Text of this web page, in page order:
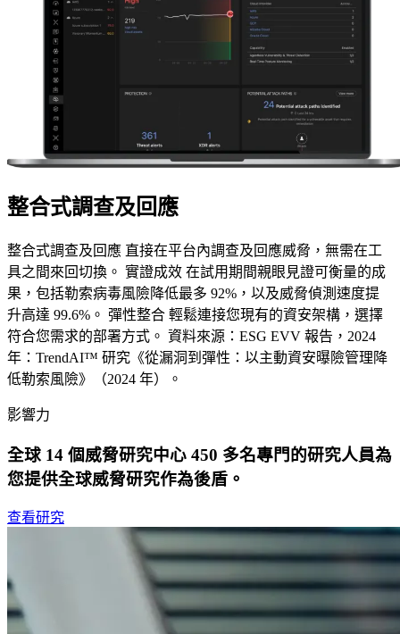
整合式調查及回應
整合式調查及回應 直接在平台內調查及回應威脅，無需在工
具之間來回切換。 實證成效 在試用期間親眼見證可衡量的成
果，包括勒索病毒風險降低最多 92%，以及威脅偵測速度提
升高達 99.6%。 彈性整合 輕鬆連接您現有的資安架構，選擇
符合您需求的部署方式。 資料來源：ESG EVV 報告，2024
年：TrendAI™ 研究《從漏洞到彈性：以主動資安曝險管理降
低勒索風險》（2024 年）。
影響力
全球 14 個威脅研究中心 450 多名專門的研究人員為
您提供全球威脅研究作為後盾。
查看研究